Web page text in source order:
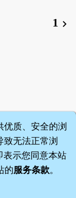
1 chevron_right
优质、安全的浏
致无法正常浏
表示您同意本站
的服务条款。